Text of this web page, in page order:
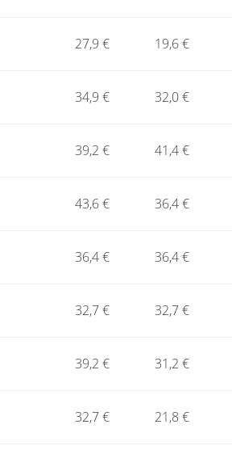
27,9 € 19,6 €
34,9 € 32,0 €
39,2 € 41,4 €
43,6 € 36,4 €
36,4 € 36,4 €
32,7 € 32,7 €
39,2 € 31,2 €
32,7 € 21,8 €